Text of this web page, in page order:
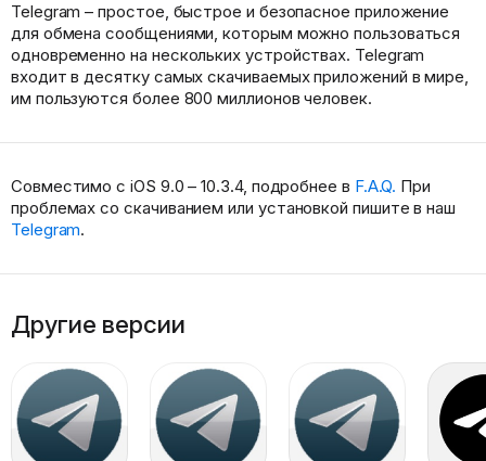
Telegram – простое, быстрое и безопасное приложение
для обмена сообщениями, которым можно пользоваться
одновременно на нескольких устройствах. Telegram
входит в десятку самых скачиваемых приложений в мире,
им пользуются более 800 миллионов человек.
Совместимо с iOS 9.0 – 10.3.4, подробнее в F.A.Q. При
проблемах со скачиванием или установкой пишите в наш
Telegram.
Другие версии